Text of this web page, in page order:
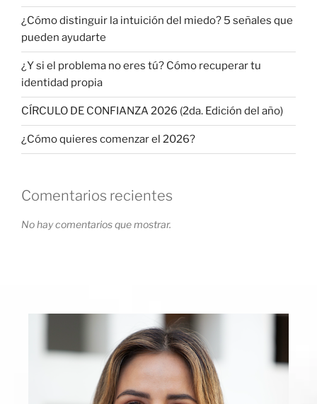
¿Cómo distinguir la intuición del miedo? 5 señales que
pueden ayudarte
¿Y si el problema no eres tú? Cómo recuperar tu
identidad propia
CÍRCULO DE CONFIANZA 2026 (2da. Edición del año)
¿Cómo quieres comenzar el 2026?
Comentarios recientes
No hay comentarios que mostrar.